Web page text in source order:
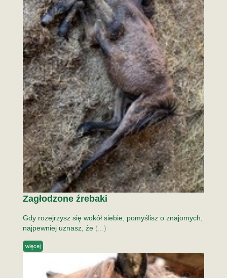
Zagłodzone źrebaki
Gdy rozejrzysz się wokół siebie, pomyślisz o znajomych,
najpewniej uznasz, że (...)
więcej